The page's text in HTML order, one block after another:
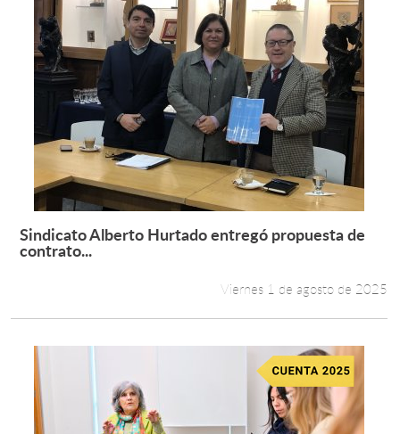
Leer más +
Sindicato Alberto Hurtado entregó propuesta de
contrato...
Viernes 1 de agosto de 2025